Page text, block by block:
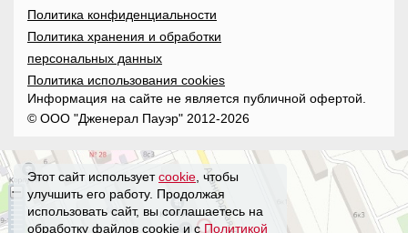
Политика конфиденциальности
Политика хранения и обработки
персональных данных
Политика использования cookies
Информация на сайте не является публичной офертой.
© ООО "Дженерал Пауэр" 2012-2026
Этот сайт используетcookie , чтобы
улучшить его работу. Продолжая
использовать сайт, вы соглашаетесь на
обработку файлов cookie и сПолитикой